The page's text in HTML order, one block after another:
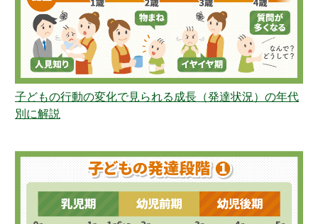
子どもの行動の変化で見られる成長（発達状況）の年代
別に解説